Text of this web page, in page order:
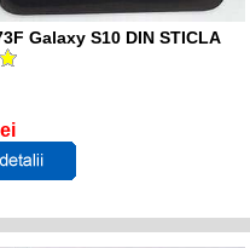
Galaxy S10 DIN STICLA